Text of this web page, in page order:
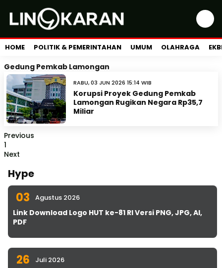
HOME POLITIK & PEMERINTAHAN UMUM OLAHRAGA
Gedung Pemkab Lamongan
RABU, 03 JUN 2026 15:14 WIB
Korupsi Proyek Gedung Pemkab
Lamongan Rugikan Negara Rp35,7
Miliar
Previous
1
Next
Hype
03 Agustus 2026
Link Download Logo HUT ke-81 RI Versi PNG, JPG, AI,
PDF
26 Juli 2026